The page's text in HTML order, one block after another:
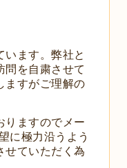
ます。弊社と
問を自粛させて
ますがご理解の
りますのでメー
に極力沿うよう
せていただく為